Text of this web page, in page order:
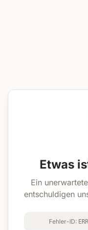
Etwas
Ein
entschuldigen
Fehler-ID: